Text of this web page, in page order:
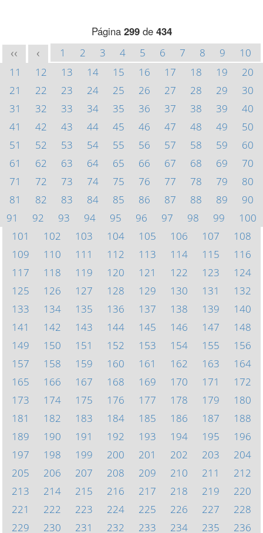
Página 299de 434
<< < 1 2 3 4 5 6 7 8 9
10
11
12 13 14 15 16 17 18 19
20
21
22 23 24 25 26 27 28 29
30
31
32 33 34 35 36 37 38 39
40
41
42 43 44 45 46 47 48 49
50
51
52 53 54 55 56 57 58 59
60
61
62 63 64 65 66 67 68 69
70
71
72 73 74 75 76 77 78 79
80
81
82 83 84 85 86 87 88 89
90
91
92 93 94 95 96 97 98 99
100
101
102 103 104 105 106 107
108
109
110 111 112 113 114 115
116
117
118 119 120 121 122 123
124
125
126 127 128 129 130 131
132
133
134 135 136 137 138 139
140
141
142 143 144 145 146 147
148
149
150 151 152 153 154 155
156
157
158 159 160 161 162 163
164
165
166 167 168 169 170 171
172
173
174 175 176 177 178 179
180
181
182 183 184 185 186 187
188
189
190 191 192 193 194 195
196
197
198 199 200 201 202 203
204
205
206 207 208 209 210 211
212
213
214 215 216 217 218 219
220
221
222 223 224 225 226 227
228
229
230 231 232 233 234 235
236